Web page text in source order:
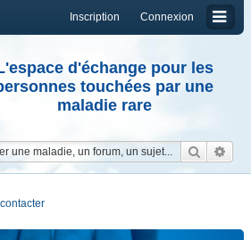
Connexion
Inscription
d'échange pour les
touchées par une
maladie rare